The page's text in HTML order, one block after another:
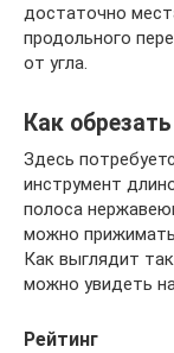
достаточно
продольного
от угла.
Как
Здесь
инструмент
полоса
можно
Как выглядит
можно увидеть
Рейтинг